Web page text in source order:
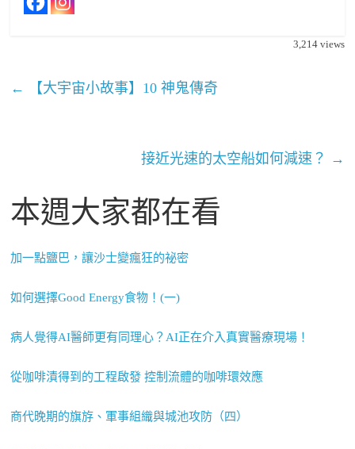
3,214views
← 【大宇宙小故事】10 神鬼傳奇
接近光速的太空船如何減速？ →
本週大家都在看
加一點鹽巴，讓沙士變瘋狂的祕密
如何選擇Good Energy食物！(一)
病人覺得AI醫師更有同理心？AI正在介入真實醫療現場！
從咖啡漬得到的工程啟發 控制流體的咖啡環效應
商代晚期的旗斿、軍事組織與城池攻防（四）